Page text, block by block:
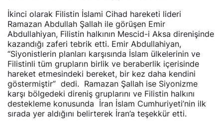
İkinci olarak Filistin İslami Cihad hareketi lideri
Ramazan Abdullah Şallah ile görüşen Emir
Abdullahiyan, Filistin halkının Mescid-i Aksa direnişinde
kazandığı zaferi tebrik etti. Emir Abdullahiyan,
“Siyonistlerin planları karşısında İslam ülkelerinin ve
Filistinli tüm grupların birlik ve beraberlik içerisinde
hareket etmesindeki bereket, bir kez daha kendini
göstermiştir” dedi. Ramazan Şallah ise Siyonizme
karşı bölgedeki direniş gruplarını ve Filistin halkını
destekleme konusunda İran İslam Cumhuriyeti’nin ilk
sırada yer aldığını belirterek İran’a teşekkür etti.